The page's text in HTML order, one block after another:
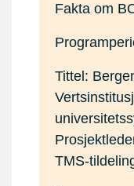
Fakta om
Tittel:
TMS-